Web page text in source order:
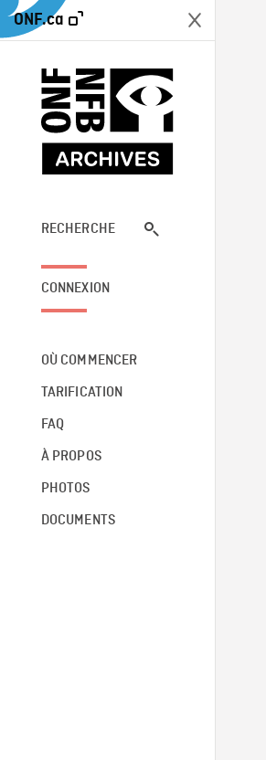
ONF.ca
RECHERCHE
CONNEXION
OÙ COMMENCER
TARIFICATION
FAQ
À PROPOS
PHOTOS
DOCUMENTS